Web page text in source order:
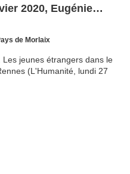
2020, Eugénie
de Morlaix